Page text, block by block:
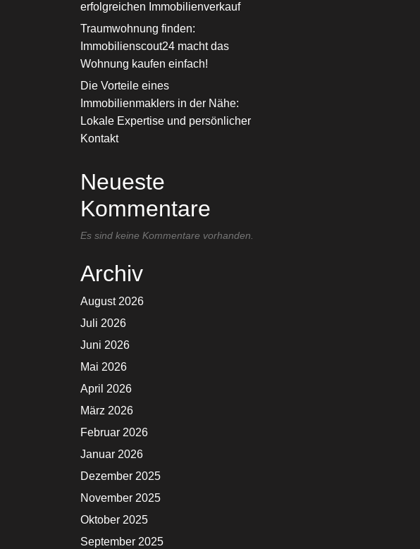
erfolgreichen Immobilienverkauf
Traumwohnung finden:
Immobilienscout24 macht das
Wohnung kaufen einfach!
Die Vorteile eines
Immobilienmaklers in der Nähe:
Lokale Expertise und persönlicher
Kontakt
Neueste
Kommentare
Es sind keine Kommentare vorhanden.
Archiv
August 2026
Juli 2026
Juni 2026
Mai 2026
April 2026
März 2026
Februar 2026
Januar 2026
Dezember 2025
November 2025
Oktober 2025
September 2025